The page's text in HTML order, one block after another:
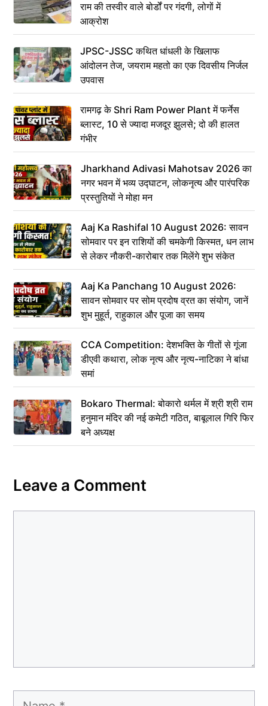
राम की तस्वीर वाले बोर्डों पर गंदगी, लोगों में
आक्रोश
JPSC-JSSC कथित धांधली के खिलाफ
आंदोलन तेज, जयराम महतो का एक दिवसीय निर्जल
उपवास
रामगढ़ के Shri Ram Power Plant में फर्नेस
ब्लास्ट, 10 से ज्यादा मजदूर झुलसे; दो की हालत
गंभीर
Jharkhand Adivasi Mahotsav 2026 का
नगर भवन में भव्य उद्घाटन, लोकनृत्य और पारंपरिक
प्रस्तुतियों ने मोहा मन
Aaj Ka Rashifal 10 August 2026: सावन
सोमवार पर इन राशियों की चमकेगी किस्मत, धन लाभ
से लेकर नौकरी-कारोबार तक मिलेंगे शुभ संकेत
Aaj Ka Panchang 10 August 2026:
सावन सोमवार पर सोम प्रदोष व्रत का संयोग, जानें
शुभ मुहूर्त, राहुकाल और पूजा का समय
CCA Competition: देशभक्ति के गीतों से गूंजा
डीएवी कथारा, लोक नृत्य और नृत्य-नाटिका ने बांधा
समां
Bokaro Thermal: बोकारो थर्मल में श्री श्री राम
हनुमान मंदिर की नई कमेटी गठित, बाबूलाल गिरि फिर
बने अध्यक्ष
Leave a Comment
Name